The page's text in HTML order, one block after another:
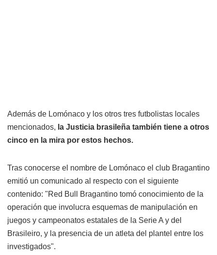
Además de Lomónaco y los otros tres futbolistas locales
mencionados, la Justicia brasileña también tiene a otros
cinco en la mira por estos hechos.
Tras conocerse el nombre de Lomónaco el club Bragantino
emitió un comunicado al respecto con el siguiente
contenido: "Red Bull Bragantino tomó conocimiento de la
operación que involucra esquemas de manipulación en
juegos y campeonatos estatales de la Serie A y del
Brasileiro, y la presencia de un atleta del plantel entre los
investigados".